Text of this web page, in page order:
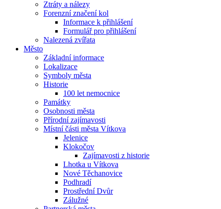
Ztráty a nálezy
Forenzní značení kol
Informace k přihlášení
Formulář pro přihlášení
Nalezená zvířata
Město
Základní informace
Lokalizace
Symboly města
Historie
100 let nemocnice
Památky
Osobnosti města
Přírodní zajímavosti
Místní části města Vítkova
Jelenice
Klokočov
Zajímavosti z historie
Lhotka u Vítkova
Nové Těchanovice
Podhradí
Prostřední Dvůr
Zálužné